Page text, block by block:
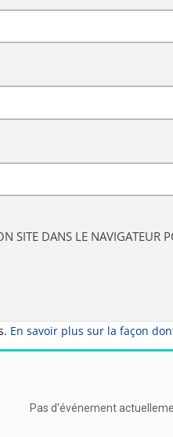
SITE DANS LE NAVIGATEUR
En savoir plus sur la façon
Pas d'événement